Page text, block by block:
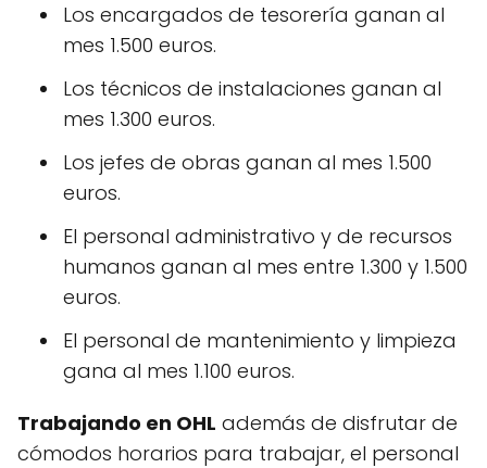
Los encargados de tesorería ganan al
mes 1.500 euros.
Los técnicos de instalaciones ganan al
mes 1.300 euros.
Los jefes de obras ganan al mes 1.500
euros.
El personal administrativo y de recursos
humanos ganan al mes entre 1.300 y 1.500
euros.
El personal de mantenimiento y limpieza
gana al mes 1.100 euros.
Trabajando en OHL además de disfrutar de
cómodos horarios para trabajar, el personal